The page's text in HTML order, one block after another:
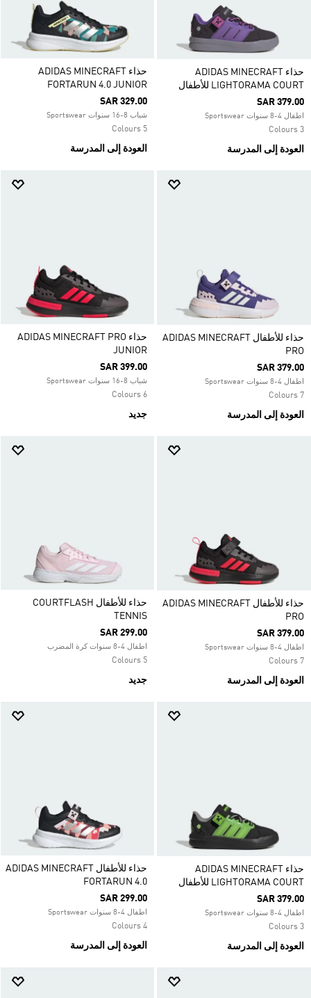
حذاء ADIDAS MINECRAFT
LIGHTORAMA COURT للأطفال
SAR 379.00
اطفال 4-8 سنوات Sportswear
3 Colours
العودة إلى المدرسة
حذاء ADIDAS MINECRAFT
FORTARUN 4.0 JUNIOR
SAR 329.00
شباب 8-16 سنوات Sportswear
5 Colours
العودة إلى المدرسة
حذاء للأطفال ADIDAS MINECRAFT
PRO
SAR 379.00
اطفال 4-8 سنوات Sportswear
7 Colours
العودة إلى المدرسة
حذاء ADIDAS MINECRAFT PRO
JUNIOR
SAR 399.00
شباب 8-16 سنوات Sportswear
6 Colours
جديد
حذاء للأطفال ADIDAS MINECRAFT
PRO
SAR 379.00
اطفال 4-8 سنوات Sportswear
7 Colours
العودة إلى المدرسة
حذاء للأطفال COURTFLASH
TENNIS
SAR 299.00
اطفال 4-8 سنوات كرة المضرب
5 Colours
جديد
حذاء ADIDAS MINECRAFT
LIGHTORAMA COURT للأطفال
SAR 379.00
اطفال 4-8 سنوات Sportswear
3 Colours
العودة إلى المدرسة
حذاء للأطفال ADIDAS MINECRAFT
FORTARUN 4.0
SAR 299.00
اطفال 4-8 سنوات Sportswear
4 Colours
العودة إلى المدرسة